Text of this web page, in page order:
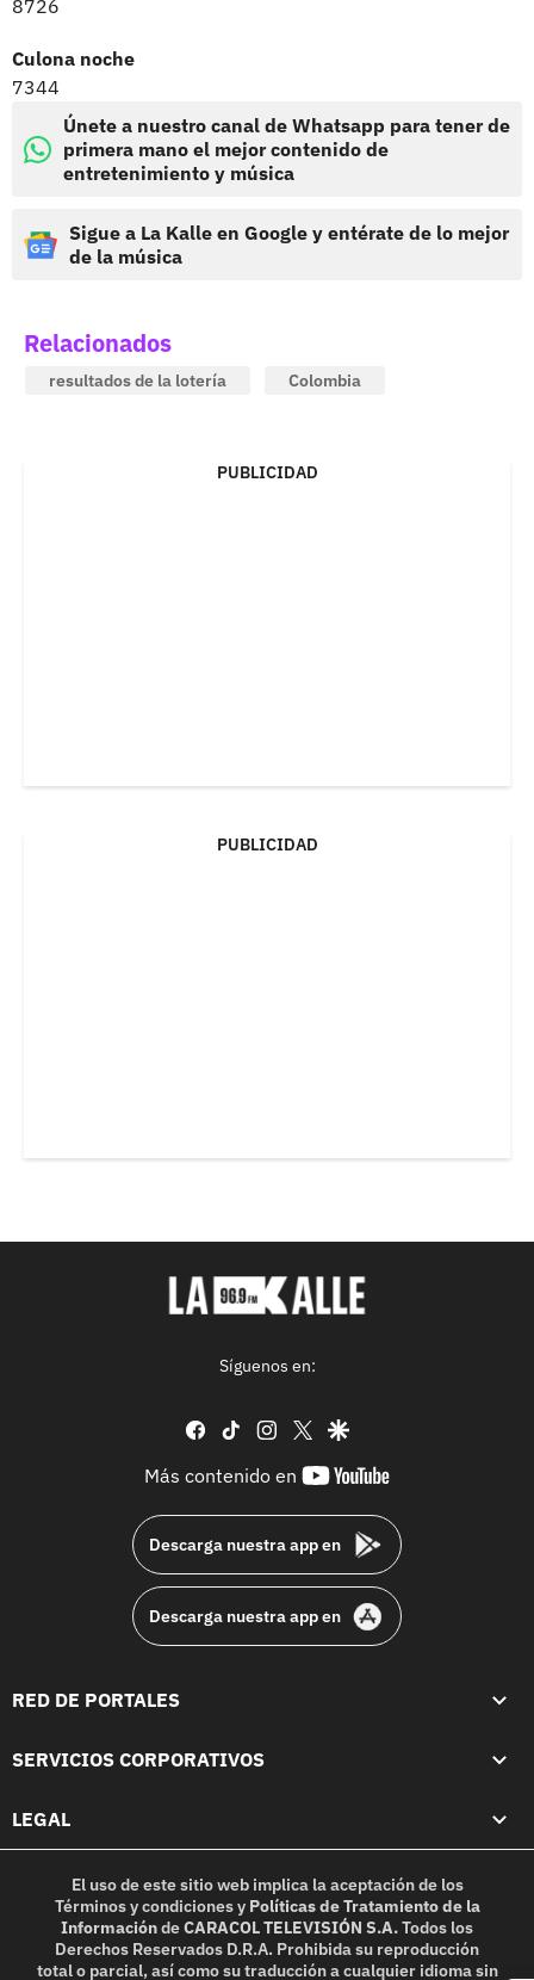
8726
Culona noche
7344
Únete a nuestro canal de Whatsapp para tener de
primera mano el mejor contenido de
entretenimiento y música
Sigue a La Kalle en Google y entérate de lo mejor
de la música
Relacionados
resultados de la lotería Colombia
PUBLICIDAD
PUBLICIDAD
Síguenos en:
facebook
tiktok instagram
twittergoogle
Más contenido en
youtube-
Descarga nuestra app en
Descarga nuestra app en
RED DE PORTALES
SERVICIOS CORPORATIVOS
LEGAL
El uso de este sitio web implica la aceptación de los
Términos y condicionesy Políticas de Tratamiento de la
InformacióndeCARACOL TELEVISIÓN S.A.Todos los
Derechos Reservados D.R.A. Prohibida su reproducción
total o parcial, así como su traducción a cualquier idioma sin